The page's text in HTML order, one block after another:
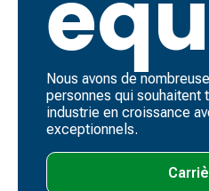
Nous avons de
personnes qui souhaitent
industrie en croissance
exceptionnels.